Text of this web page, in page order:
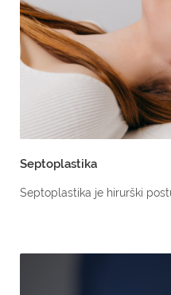
Septoplastika
Septoplastika je hirurški